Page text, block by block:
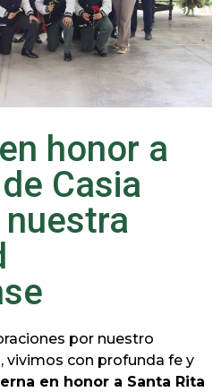
honor a
Casia
nuestra
por nuestro
vivimos con profunda fe y
en honor a Santa Rita